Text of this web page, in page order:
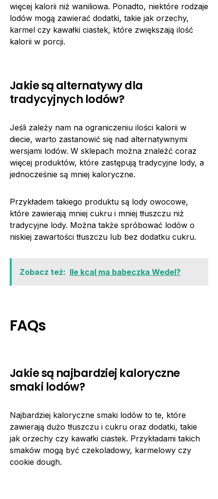
więcej kalorii niż waniliowa. Ponadto, niektóre rodzaje
lodów mogą zawierać dodatki, takie jak orzechy,
karmel czy kawałki ciastek, które zwiększają ilość
kalorii w porcji.
Jakie są alternatywy dla
tradycyjnych lodów?
Jeśli zależy nam na ograniczeniu ilości kalorii w
diecie, warto zastanowić się nad alternatywnymi
wersjami lodów. W sklepach można znaleźć coraz
więcej produktów, które zastępują tradycyjne lody, a
jednocześnie są mniej kaloryczne.
Przykładem takiego produktu są lody owocowe,
które zawierają mniej cukru i mniej tłuszczu niż
tradycyjne lody. Można także spróbować lodów o
niskiej zawartości tłuszczu lub bez dodatku cukru.
Zobacz też: Ile kcal ma babeczka Wedel?
FAQs
Jakie są najbardziej kaloryczne
smaki lodów?
Najbardziej kaloryczne smaki lodów to te, które
zawierają dużo tłuszczu i cukru oraz dodatki, takie
jak orzechy czy kawałki ciastek. Przykładami takich
smaków mogą być czekoladowy, karmelowy czy
cookie dough.